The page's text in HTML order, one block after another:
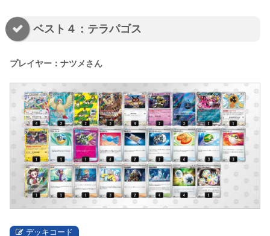
ベスト４：テラパゴス
プレイヤー：ナツメさん
デッキコード